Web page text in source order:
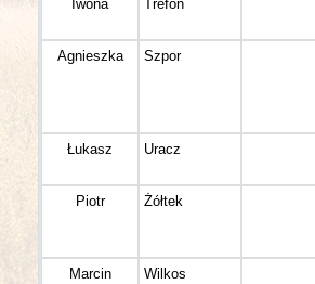
Iwona Trefon
Agnieszka Szpor
Łukasz Uracz
Piotr Żółtek
Marcin Wilkos